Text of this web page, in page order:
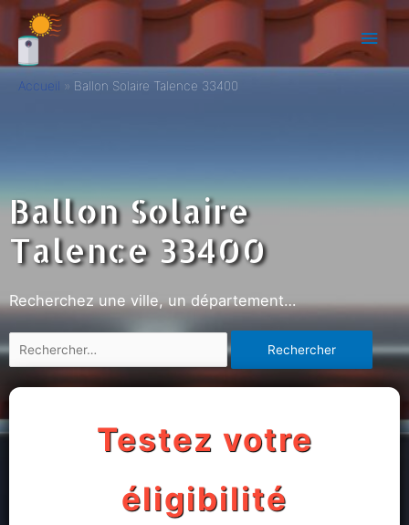
Accueil Ballon Solaire Talence 33400
Ballon Solaire
Talence 33400
Recherchez une ville, un département…
Testez votre
éligibilité